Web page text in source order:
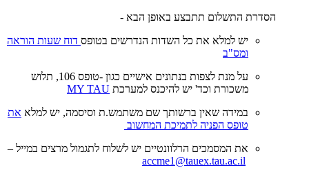
הסדרת התשלום תתבצע באופן הבא -
יש למלא את כל השדות הנדרשים בטופס דוח שעות הוראה
ומס"ב
על מנת לצפות בנתונים אישיים כגון -טופס 106, תלוש
משכורת וכד' יש להיכנס למערכת MY TAU
במידה שאין ברשותך שם משתמש.ת וסיסמה, יש למלא את
טופס הפניה לתמיכת המחשוב
את המסמכים הרלוונטיים יש לשלוח לתגמול מרצים במייל –
accme1@tauex.tau.ac.il